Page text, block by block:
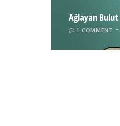
Ağlayan Bulut
1 COMMENT